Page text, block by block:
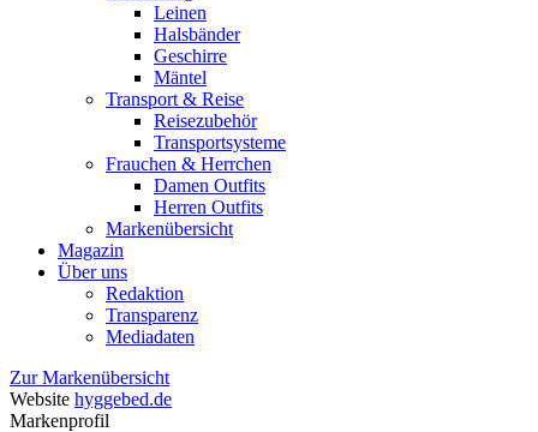
Leinen
Halsbänder
Geschirre
Mäntel
Transport & Reise
Reisezubehör
Transportsysteme
Frauchen & Herrchen
Damen Outfits
Herren Outfits
Markenübersicht
Magazin
Über uns
Redaktion
Transparenz
Mediadaten
Zur Markenübersicht
Website hyggebed.de
Markenprofil